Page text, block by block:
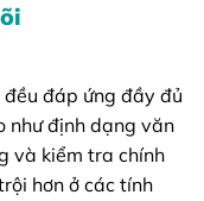
đáp ứng đầy đủ
như định dạng văn
và kiểm tra chính
hơn ở các tính